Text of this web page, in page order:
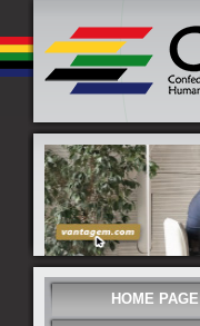
HOME PAGE